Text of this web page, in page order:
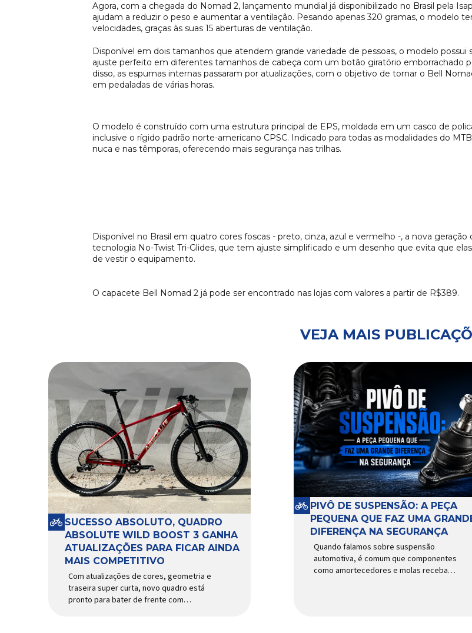
Agora, com a chegada do Nomad 2, lançamento mundial já disponibilizado no Brasil pela
ajudam a reduzir o peso e aumentar a ventilação. Pesando apenas 320 gramas, o modelo
velocidades, graças às suas 15 aberturas de ventilação.
Disponível em dois tamanhos que atendem grande variedade de pessoas, o modelo
ajuste perfeito em diferentes tamanhos de cabeça com um botão giratório emborrachado
disso, as espumas internas passaram por atualizações, com o objetivo de tornar o Bell
em pedaladas de várias horas.
O modelo é construído com uma estrutura principal de EPS, moldada em um casco de
inclusive o rígido padrão norte-americano CPSC. Indicado para todas as modalidades do
nuca e nas têmporas, oferecendo mais segurança nas trilhas.
Disponível no Brasil em quatro cores foscas - preto, cinza, azul e vermelho -, a nova
tecnologia No-Twist Tri-Glides, que tem ajuste simplificado e um desenho que evita que
de vestir o equipamento.
O capacete Bell Nomad 2 já pode ser encontrado nas lojas com valores a partir de R$389.
VEJA MAIS
SUCESSO ABSOLUTO, QUADRO
ABSOLUTE WILD BOOST 3 GANHA
ATUALIZAÇÕES PARA FICAR AINDA
MAIS COMPETITIVO
Com atualizações de cores, geometria e
traseira super curta, novo quadro está
pronto para bater de frente com
PIVÔ DE SUSPENSÃO: A PEÇA
PEQUENA QUE FAZ UMA
DIFERENÇA NA SEGURANÇA
Quando falamos sobre suspensão
automotiva, é comum que componentes
como amortecedores e molas recebam